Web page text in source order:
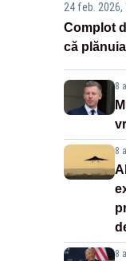
24 feb. 2026,
Complot
că
8
8
8